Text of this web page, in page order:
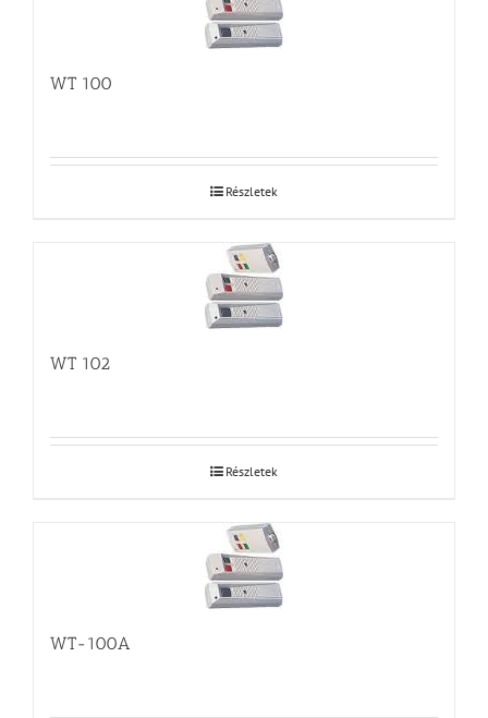
WT 100
Részletek
WT 102
Részletek
WT-100A